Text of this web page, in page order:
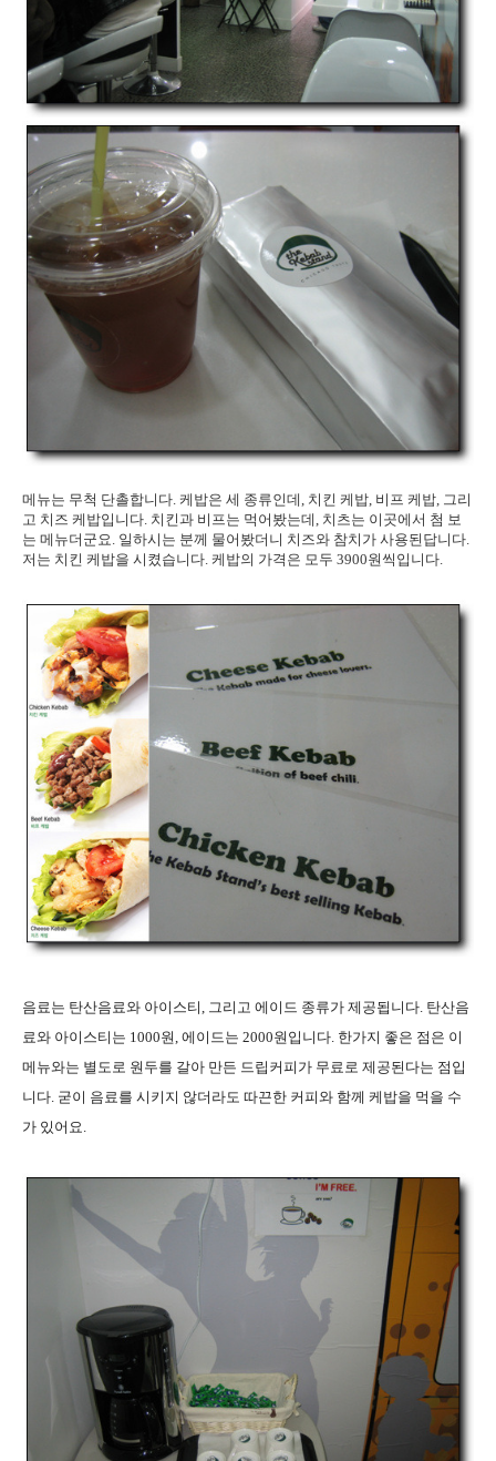
메뉴는 무척 단촐합니다. 케밥은 세 종류인데, 치킨 케밥, 비프 케밥, 그리
고 치즈 케밥입니다. 치킨과 비프는 먹어봤는데, 치츠는 이곳에서 첨 보
는 메뉴더군요. 일하시는 분께 물어봤더니 치즈와 참치가 사용된답니다.
저는 치킨 케밥을 시켰습니다. 케밥의 가격은 모두 3900원씩입니다.
음료는 탄산음료와 아이스티, 그리고 에이드 종류가 제공됩니다. 탄산음
료와 아이스티는 1000원, 에이드는 2000원입니다. 한가지 좋은 점은 이
메뉴와는 별도로 원두를 갈아 만든 드립커피가 무료로 제공된다는 점입
니다. 굳이 음료를 시키지 않더라도 따끈한 커피와 함께 케밥을 먹을 수
가 있어요.